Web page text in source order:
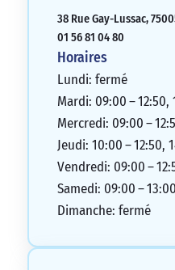
que cliente. Cela a
le remercier
recommande
38 Rue Gay-Lussac,
01 56 81 04 80
Horaires
Lundi: fermé
Mardi: 09:00 – 12:50,
Mercredi: 09:00 –
Jeudi: 10:00 – 12:50,
Vendredi: 09:00 –
Samedi: 09:00 – 13:00
Dimanche: fermé